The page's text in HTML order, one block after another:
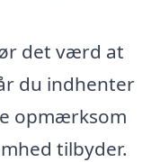
det værd at
du indhenter
opmærksom
tilbyder.